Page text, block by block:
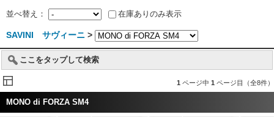
並べ替え： 在庫ありのみ表示
SAVINI サヴィーニ >
ここをタップして検索
1 ページ中 1 ページ目（全8件）
MONO di FORZA SM4